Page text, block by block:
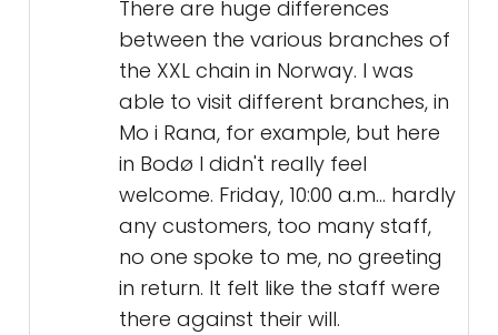
There are huge differences
between the various branches of
the XXL chain in Norway. I was
able to visit different branches, in
Mo i Rana, for example, but here
in Bodø I didn't really feel
welcome. Friday, 10:00 a.m... hardly
any customers, too many staff,
no one spoke to me, no greeting
in return. It felt like the staff were
there against their will.